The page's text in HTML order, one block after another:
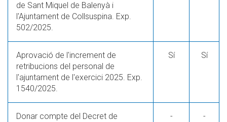
de Sant Miquel de Balenyà i
l'Ajuntament de Collsuspina. Exp.
502/2025.
Aprovació de l'increment de
retribucions del personal de
l'ajuntament de l'exercici 2025. Exp.
1540/2025.
Sí Sí
Donar compte del Decret de
- -